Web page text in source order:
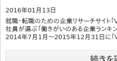
2016年01月13日
就職・転職のための企業リサーチサイト「
社員が選ぶ「働きがいのある企業ランキ
2014年7月1月～2015年12月31日に「